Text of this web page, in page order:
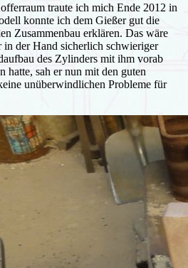
traute ich mich Ende 2012 in
konnte ich dem Gießer gut die
Zusammenbau erklären. Das wäre
in der Hand sicherlich schwieriger
des Zylinders mit ihm vorab
hatte, sah er nun mit den guten
unüberwindlichen Probleme für